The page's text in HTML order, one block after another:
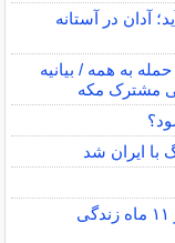
آدان در آستانه
به همه / بیانیه
مشترک مکه
با ایران شد
دستگیری قاتل قهرمان کراسفیت کشور بعد از ۱۱ ماه زندگی